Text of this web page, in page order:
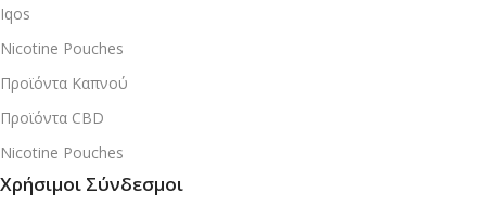
Iqos
Nicotine Pouches
Προϊόντα Καπνού
Προϊόντα CBD
Nicotine Pouches
Χρήσιμοι Σύνδεσμοι